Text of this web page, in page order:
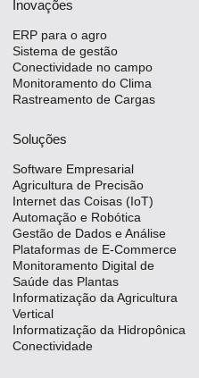
Inovações
ERP para o agro
Sistema de gestão
Conectividade no campo
Monitoramento do Clima
Rastreamento de Cargas
Soluções
Software Empresarial
Agricultura de Precisão
Internet das Coisas (IoT)
Automação e Robótica
Gestão de Dados e Análise
Plataformas de E-Commerce
Monitoramento Digital de
Saúde das Plantas
Informatização da Agricultura
Vertical
Informatização da Hidropônica
Conectividade